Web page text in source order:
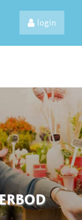
login